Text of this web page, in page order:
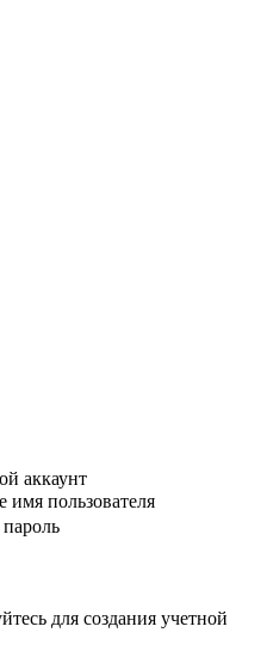
аккаунт
имя пользователя
для создания учетной